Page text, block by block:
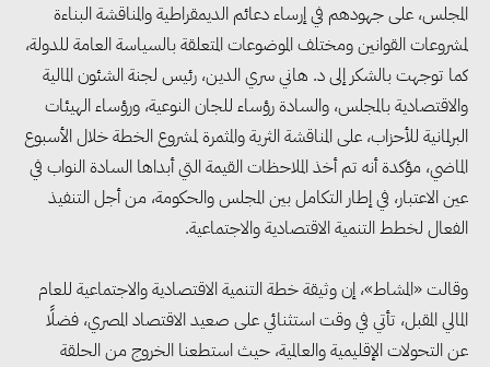
المجلس، على جهودهم في إرساء دعائم الديمقراطية والمناقشة البناءة
لمشروعات القوانين ومختلف الموضوعات المتعلقة بالسياسة العامة للدولة،
كما توجهت بالشكر إلى د. هاني سري الدين، رئيس لجنة الشئون المالية
والاقتصادية بالمجلس، والسادة رؤساء للجان النوعية، ورؤساء الهيئات
البرلمانية للأحزاب، على المناقشة الثرية والمثمرة لمشروع الخطة خلال الأسبوع
الماضي، مؤكدة أنه تم أخذ الملاحظات القيمة التي أبداها السادة النواب في
عين الاعتبار، في إطار التكامل بين المجلس والحكومة، من أجل التنفيذ
الفعال لخطط التنمية الاقتصادية والاجتماعية.
وقالت «المشاط»، إن وثيقة خطة التنمية الاقتصادية والاجتماعية للعام
المالي المقبل، تأتي في وقت استثنائي على صعيد الاقتصاد المصري، فضلًا
عن التحولات الإقليمية والعالمية، حيث استطعنا الخروج من الحلقة